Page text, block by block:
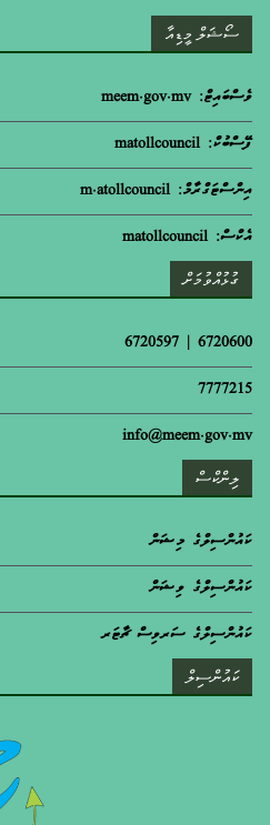
ސޯޝަލް މީޑިއާ
ވެސްބައިޓް: meem.gov.mv
ފޭސްބުކް: matollcouncil
އިންސްޓަގްރާމް: m.atollcouncil
އެކްސް: matollcouncil
ގުޅުއްވުމަށް
6720600 | 6720597
7777215
info@meem.gov.mv
ލިންކްސް
ކައުންސިލްގެ މިޝަން
ކައުންސިލްގެ ވިޝަން
ކައުންސިލްގެ ސަރވިސް ޗާޓަރ
ކައުންސިލް